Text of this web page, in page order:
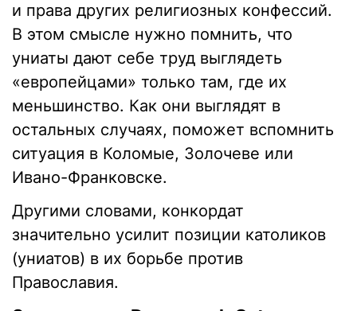
и права других религиозных конфессий.
В этом смысле нужно помнить, что
униаты дают себе труд выглядеть
«европейцами» только там, где их
меньшинство. Как они выглядят в
остальных случаях, поможет вспомнить
ситуация в Коломые, Золочеве или
Ивано-Франковске.
Другими словами, конкордат
значительно усилит позиции католиков
(униатов) в их борьбе против
Православия.